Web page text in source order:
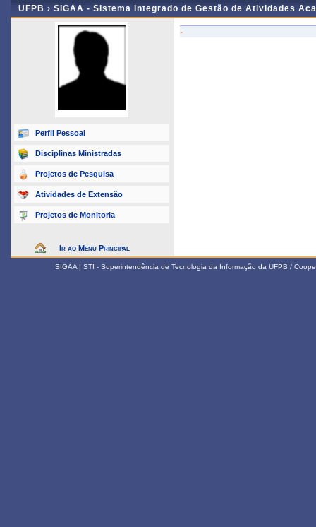
UFPB › SIGAA - Sistema Integrado de Gestão de Atividades
Perfil Pessoal
Disciplinas Ministradas
Projetos de Pesquisa
Atividades de Extensão
Projetos de Monitoria
Ir ao Menu Principal
-
SIGAA | STI - Superintendência de Tecnologia da Informação da UFPB /